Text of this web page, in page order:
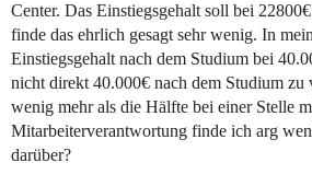
Center. Das Einstiegsgehalt soll bei
finde das ehrlich gesagt sehr wenig. In
Einstiegsgehalt nach dem Studium bei
nicht direkt 40.000€ nach dem Studium zu
wenig mehr als die Hälfte bei einer Stelle
Mitarbeiterverantwortung finde ich arg
darüber?